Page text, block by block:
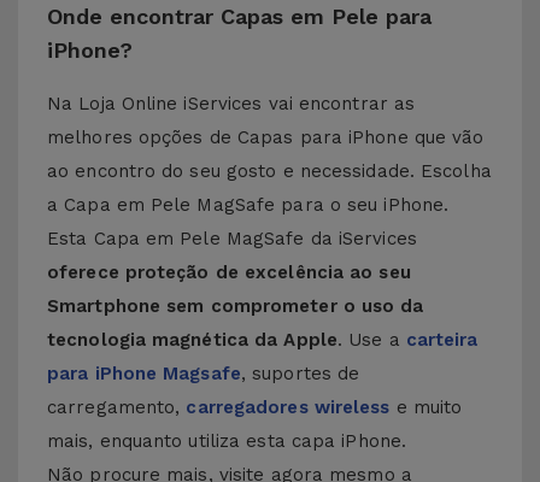
Onde encontrar Capas em Pele para
iPhone?
Na Loja Online iServices vai encontrar as
melhores opções de Capas para iPhone que vão
ao encontro do seu gosto e necessidade. Escolha
a Capa em Pele MagSafe para o seu iPhone.
Esta Capa em Pele MagSafe da iServices
oferece proteção de excelência ao seu
Smartphone sem comprometer o uso da
tecnologia magnética da Apple. Use a carteira
para iPhone Magsafe, suportes de
carregamento, carregadores wireless e muito
mais, enquanto utiliza esta capa iPhone.
Não procure mais, visite agora mesmo a